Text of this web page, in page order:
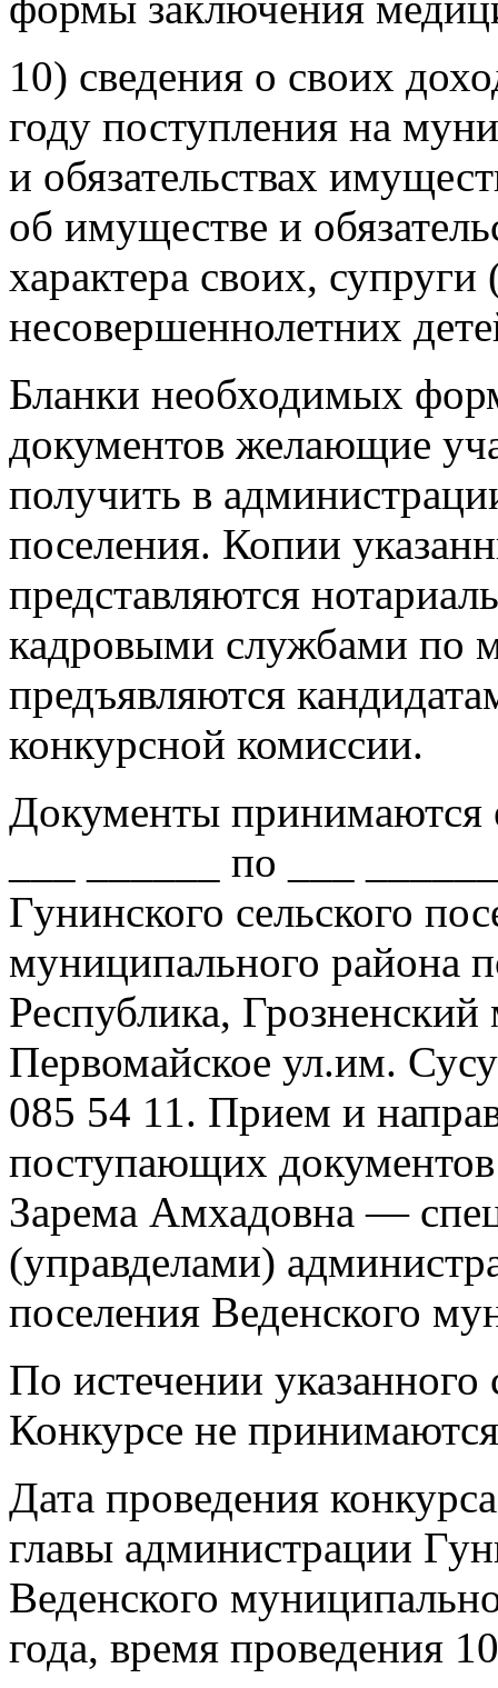
10) сведения о своих
году поступления на
и обязательствах
об имуществе и
характера своих, супруги
несовершеннолетних
Бланки необходимых
документов желающие
получить в
поселения. Копии
представляются
кадровыми службами по
предъявляются
конкурсной комиссии.
Документы принимаются
___ ______ по ___
Гунинского сельского
муниципального района
Республика,
Первомайское ул.им.
085 54 11. Прием и
поступающих
Зарема Амхадовна —
(управделами)
поселения Веденского
По истечении
Конкурсе не
Дата проведения
главы администрации
Веденского
года, время проведения